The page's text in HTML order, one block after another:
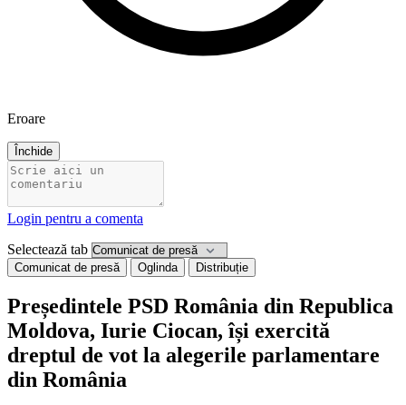
Eroare
Închide
Login pentru a comenta
Selectează tab
Comunicat de presă Oglinda Distribuție
Președintele PSD România din Republica
Moldova, Iurie Ciocan, își exercită
dreptul de vot la alegerile parlamentare
din România